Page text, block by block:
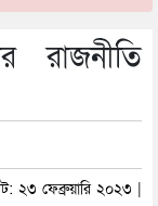
রাজনীতি
২৩ ফেব্রুয়ারি ২০২৩ |